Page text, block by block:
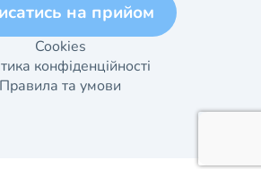
на прийом
Cookies
конфіденційності
Правила та умови